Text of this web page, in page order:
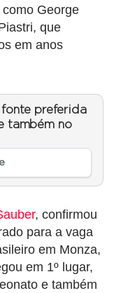
George
que
em anos
fonte preferida
também no
, confirmou
para a vaga
em Monza,
em 1º lugar,
e também